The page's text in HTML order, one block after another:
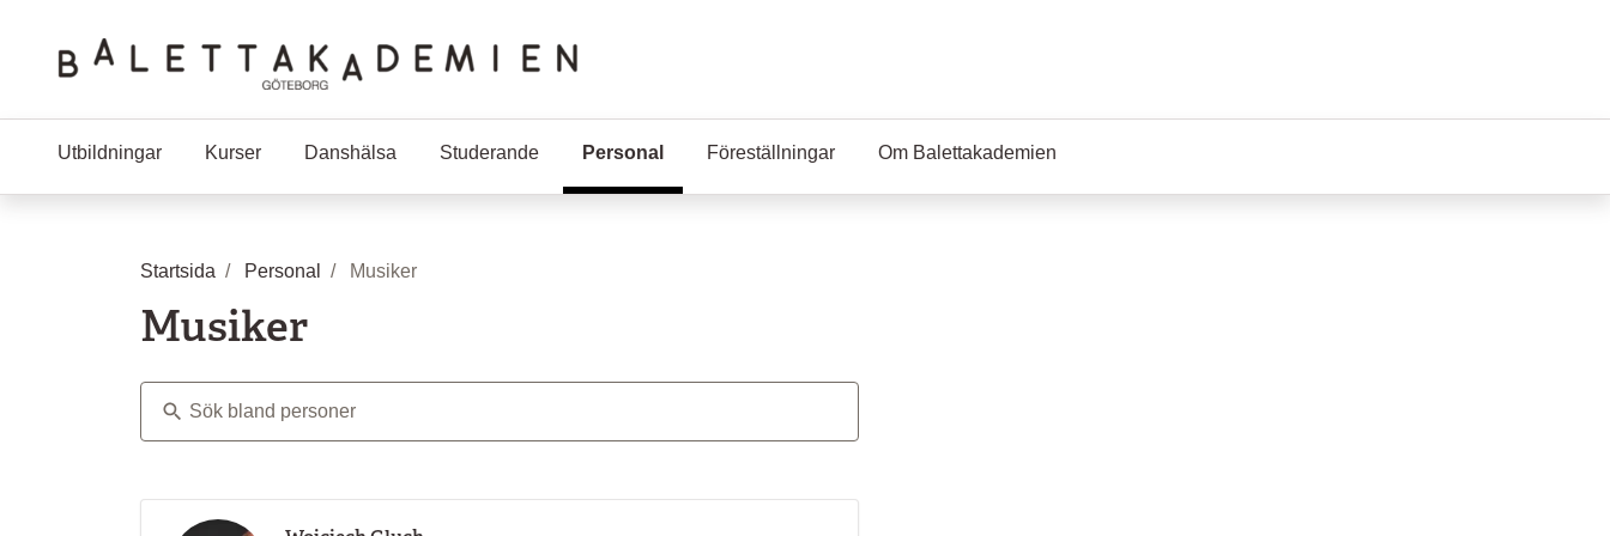
Utbildningar Kurser Danshälsa Studerande Personal (Aktuell sida)
Föreställningar Om Balettakademien
Startsida Personal Musiker
Musiker